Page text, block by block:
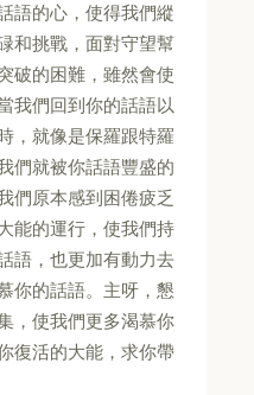
語的心，使得我們縱
和挑戰，面對守望幫
破的困難，雖然會使
我們回到你的話語以
，就像是保羅跟特羅
們就被你話語豐盛的
們原本感到困倦疲乏
能的運行，使我們持
語，也更加有動力去
你的話語。主呀，懇
，使我們更多渴慕你
復活的大能，求你帶